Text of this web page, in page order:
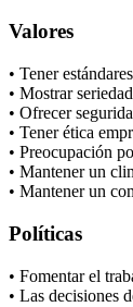
Valores
• Tener
• Mostrar
• Ofrecer
• Tener ética
• Preocupación
• Mantener un
• Mantener un
Políticas
• Fomentar el
• Las decisiones